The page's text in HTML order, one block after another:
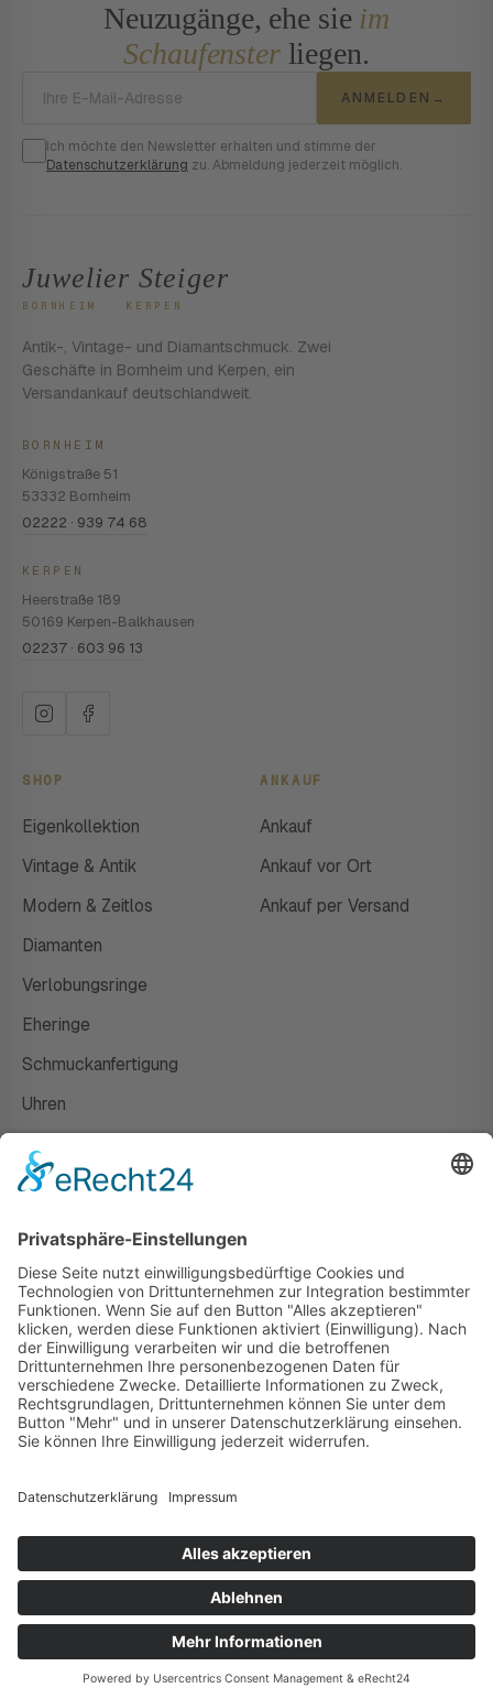
Neuzugänge, ehe sie im
Schaufensterliegen.
ANMELDEN →
Ich möchte den Newsletter erhalten und stimme der
Datenschutzerklärung zu. Abmeldung jederzeit möglich.
Juwelier Steiger
BORNHEIM · KERPEN
Antik-, Vintage- und Diamantschmuck. Zwei
Geschäfte in Bornheim und Kerpen, ein
Versandankauf deutschlandweit.
BORNHEIM
Königstraße 51
53332 Bornheim
02222 · 939 74 68
KERPEN
Heerstraße 189
50169 Kerpen-Balkhausen
02237 · 603 96 13
SHOP
Eigenkollektion
Vintage & Antik
Modern & Zeitlos
Diamanten
Verlobungsringe
Eheringe
Schmuckanfertigung
Uhren
ANKAUF
Ankauf
Ankauf vor Ort
Ankauf per Versand
Susanne Steiger
Geschäfte
Newsletter
Kontakt
© 2026 JUWELIER STEIGER
VERTRAG WIDERRUFEN
PERFORMANCE BY ·GREITMANN